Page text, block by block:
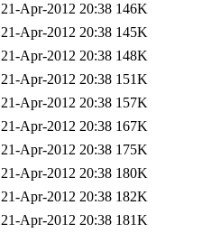
21-Apr-2012 20:38 146K
21-Apr-2012 20:38 145K
21-Apr-2012 20:38 148K
21-Apr-2012 20:38 151K
21-Apr-2012 20:38 157K
21-Apr-2012 20:38 167K
21-Apr-2012 20:38 175K
21-Apr-2012 20:38 180K
21-Apr-2012 20:38 182K
21-Apr-2012 20:38 181K